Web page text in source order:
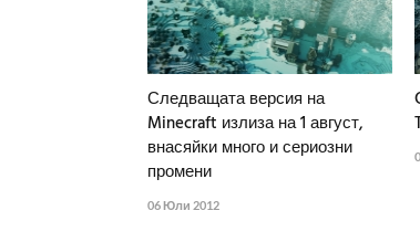
Следващата версия на
Minecraft излиза на 1 август,
внасяйки много и сериозни
промени
06 Юли 2012